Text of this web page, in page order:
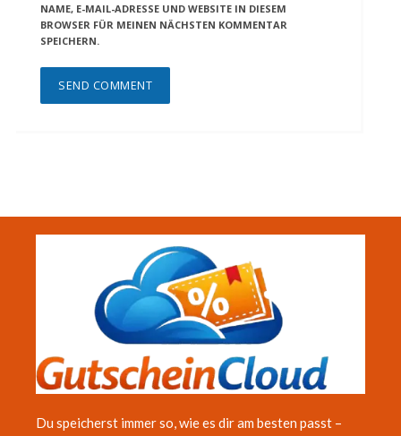
NAME, E-MAIL-ADRESSE UND WEBSITE IN DIESEM
BROWSER FÜR MEINEN NÄCHSTEN KOMMENTAR
SPEICHERN.
Du speicherst immer so, wie es dir am besten passt –